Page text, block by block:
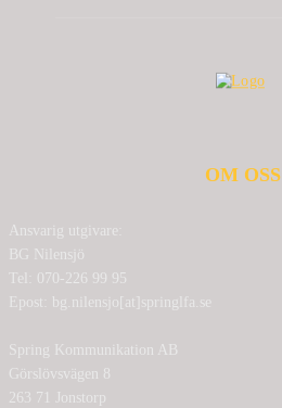
OM OSS
Ansvarig utgivare:
BG Nilensjö
Tel: 070-226 99 95
Epost: bg.nilensjo[at]springlfa.se
Spring Kommunikation AB
Görslövsvägen 8
263 71 Jonstorp